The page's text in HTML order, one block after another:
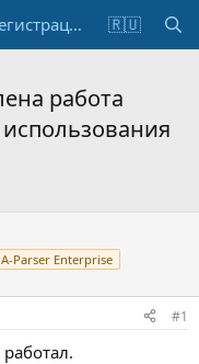
Регистрация 🇷🇺
работа
A-Parser Enterprise
#1